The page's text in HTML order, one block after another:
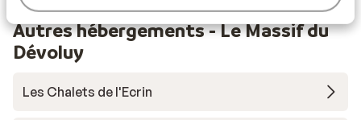
Autres hébergements - Le Massif du
Dévoluy
Les Chalets de l'Ecrin